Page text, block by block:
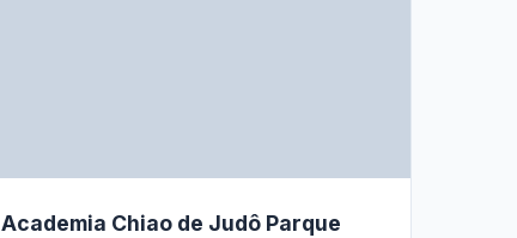
Academia Chiao de Judô Parque